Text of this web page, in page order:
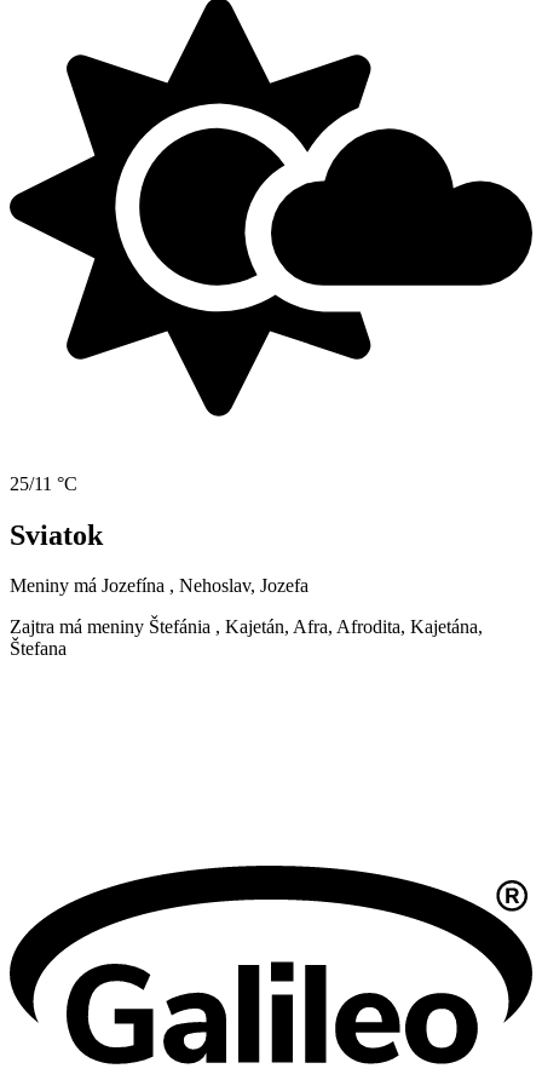
25/11 °C
Sviatok
Meniny má Jozefína , Nehoslav, Jozefa
Zajtra má meniny Štefánia , Kajetán, Afra, Afrodita, Kajetána,
Štefana